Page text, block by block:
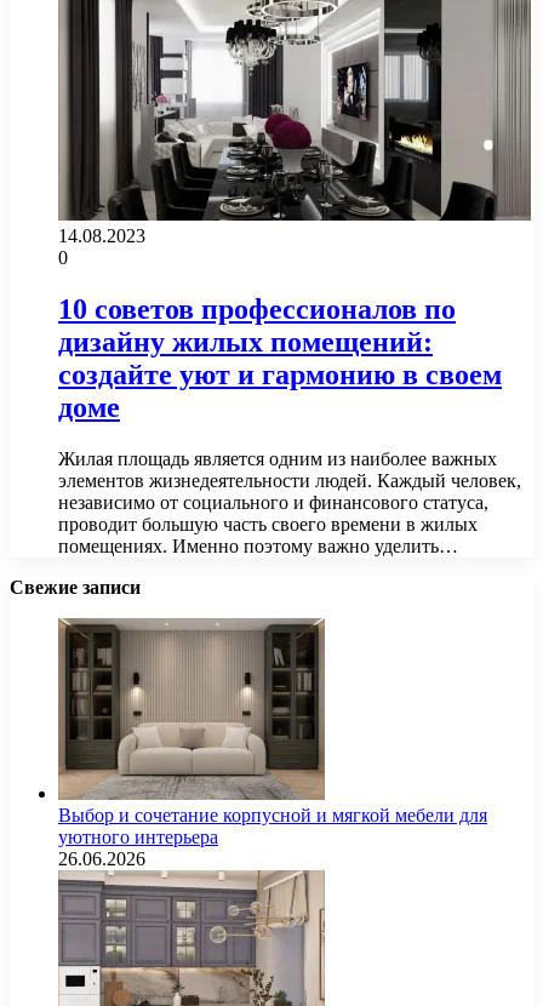
14.08.2023
0
10 советов профессионалов по
дизайну жилых помещений:
создайте уют и гармонию в своем
доме
Жилая площадь является одним из наиболее важных
элементов жизнедеятельности людей. Каждый человек,
независимо от социального и финансового статуса,
проводит большую часть своего времени в жилых
помещениях. Именно поэтому важно уделить…
Свежие записи
Выбор и сочетание корпусной и мягкой мебели для
уютного интерьера
26.06.2026